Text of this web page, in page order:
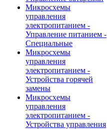
Микросхемы
управления
электропитанием -
Управление питанием -
Специальные
Микросхемы
управления
электропитанием -
Устройства горячей
замены
Микросхемы
управления
электропитанием -
Устройства управления